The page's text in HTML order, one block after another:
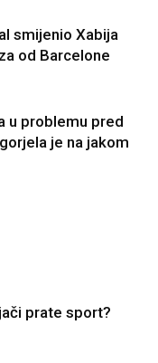
smijenio Xabija
od Barcelone
u problemu pred
je na jakom
prate sport?